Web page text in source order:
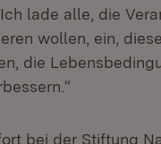
lade alle, die
wollen, ein,
die
bei der Stiftung